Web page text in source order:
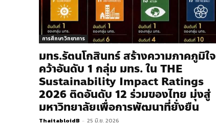
การศึกษา วิทยาการ
มทร.รัตนโกสินทร์ สร้างความภาคภูมิใจ
คว้าอันดับ 1 กลุ่ม มทร. ใน THE
Sustainability Impact Ratings
2026 ติดอันดับ 12 ร่วมของไทย มุ่งสู่
มหาวิทยาลัยเพื่อการพัฒนาที่ยั่งยืน
ThaitabloidB - 25 มิ.ย. 2026